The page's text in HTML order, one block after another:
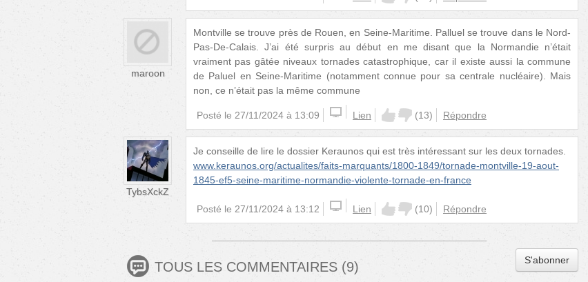
maroon
Montville se trouve près de Rouen, en Seine-Maritime. Palluel se trouve dans le Nord-
Pas-De-Calais. J’ai été surpris au début en me disant que la Normandie n’était
vraiment pas gâtée niveaux tornades catastrophique, car il existe aussi la commune
de Paluel en Seine-Maritime (notamment connue pour sa centrale nucléaire). Mais
non, ce n’était pas la même commune
Posté le 27/11/2024 à 13:09 Lien (13) Répondre
TybsXckZ
Je conseille de lire le dossier Keraunos qui est très intéressant sur les deux tornades.
www.keraunos.org/actualites/faits-marquants/1800-1849/tornade-montville-19-aout-
1845-ef5-seine-maritime-normandie-violente-tornade-en-france
Posté le 27/11/2024 à 13:12 Lien (10) Répondre
TOUS LES COMMENTAIRES (9) S'abonner